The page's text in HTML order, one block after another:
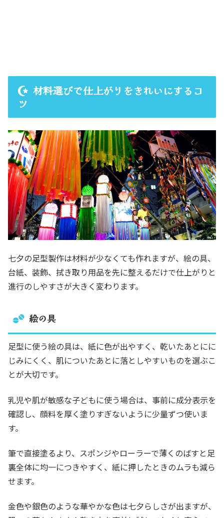
材料選びで仕上がりをきれいにするコ
ツ
七夕の足型製作は材料が少なくても作れますが、絵の具、
台紙、装飾、拭き取り用品を先に整えるだけで仕上がりと
進行のしやすさが大きく変わります。
絵の具
足型に使う絵の具は、紙に色が出やすく、乾いたあとにに
じみにくく、肌についたあとに落としやすいものを選ぶこ
とが大切です。
乳児や肌が敏感な子どもに使う場合は、事前に成分表示を
確認し、顔料を厚く塗りすぎないように少量ずつ使いま
す。
筆で直接塗るより、スポンジやローラーで薄くのばすと足
裏全体に均一につきやすく、紙に押したときのムラも減ら
せます。
金色や銀色のような華やかな色は七夕らしさが出ますが、